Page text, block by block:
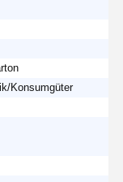
Konsumgüter